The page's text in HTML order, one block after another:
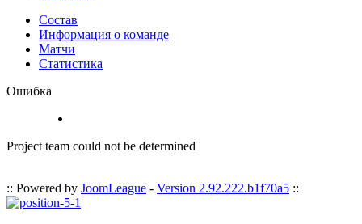
Состав
Информация о команде
Матчи
Статистика
Ошибка
Project team could not be determined
:: Powered by JoomLeague - Version 2.92.222.b1f70a5 ::